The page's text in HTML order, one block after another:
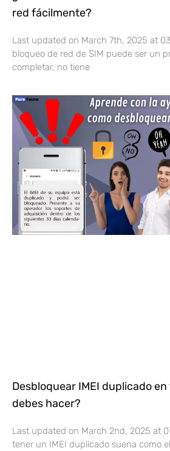
red fácilmente?
Last updated on March 7th, 2025 at
bloqueo de red de SIM puede ser un
completar, no tiene
Desbloquear IMEI duplicado
debes hacer?
Last updated on March 2nd, 2025 at
tener un IMEI duplicado suena como